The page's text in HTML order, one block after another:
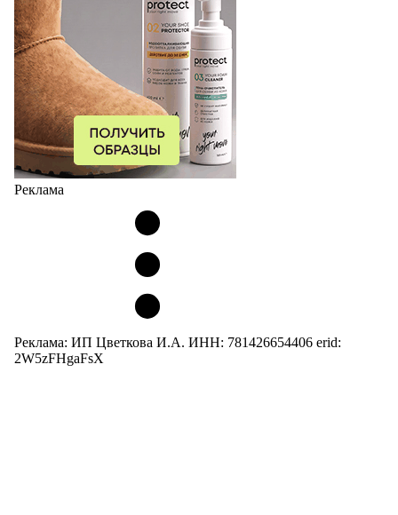
Реклама
Реклама: ИП Цветкова И.А. ИНН: 781426654406 erid:
2W5zFHgaFsX